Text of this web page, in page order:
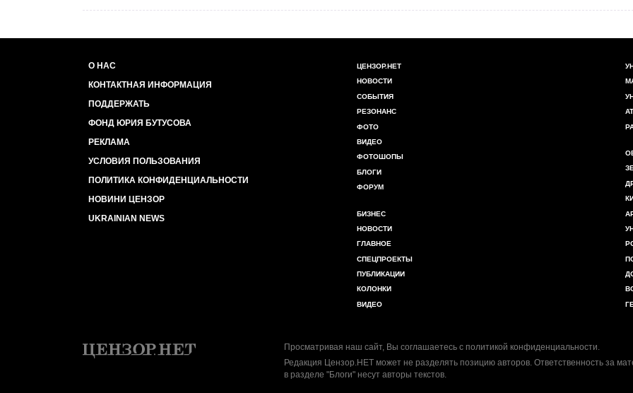
О НАС
КОНТАКТНАЯ ИНФОРМАЦИЯ
ПОДДЕРЖАТЬ
ФОНД ЮРИЯ БУТУСОВА
РЕКЛАМА
УСЛОВИЯ ПОЛЬЗОВАНИЯ
ПОЛИТИКА КОНФИДЕНЦИАЛЬНОСТИ
НОВИНИ ЦЕНЗОР
UKRAINIAN NEWS
ЦЕНЗОР.НЕТ
НОВОСТИ
СОБЫТИЯ
РЕЗОНАНС
ФОТО
ВИДЕО
ФОТОШОПЫ
БЛОГИ
ФОРУМ
БИЗНЕС
НОВОСТИ
ГЛАВНОЕ
СПЕЦПРОЕКТЫ
ПУБЛИКАЦИИ
КОЛОНКИ
ВИДЕО
Просматривая наш сайт, Вы соглашаетесь с политикой конфиденциальности.
Редакция Цензор.НЕТ может не разделять позицию авторов. Ответственность за
в разделе "Блоги" несут авторы текстов.